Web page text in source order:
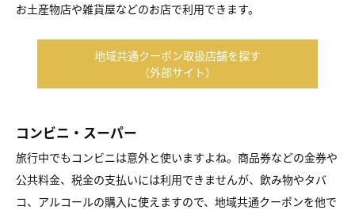
お土産物店や雑貨屋などのお店で利用できます。
地域共通クーポン取扱店舗を探す
（外部サイト）
コンビニ・スーパー
旅行中でもコンビニは意外と使いますよね。商品券などの金券や
公共料金、税金の支払いには利用できませんが、飲み物やタバ
コ、アルコールの購入に使えますので、地域共通クーポンを他で